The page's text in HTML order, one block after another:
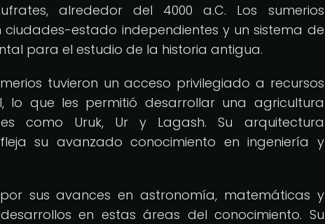
alrededor del 4000 a.C. Los sumerios
estado independientes y un sistema de
para el estudio de la historia antigua.
tuvieron un acceso privilegiado a recursos
que les permitió desarrollar una agricultura
como Uruk, Ur y Lagash. Su arquitectura
su avanzado conocimiento en ingeniería y
sus avances en astronomía, matemáticas y
en estas áreas del conocimiento. Su